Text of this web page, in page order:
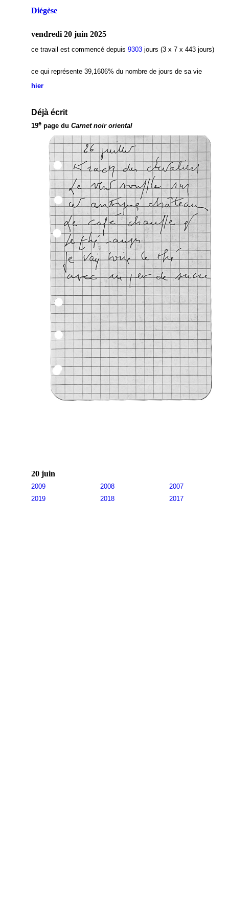
Diégèse
vendredi 20 juin 2025
ce travail est commencé depuis 9303jours (3 x 7 x 443 jours)
ce qui représente 39,1606% du nombre de jours de sa vie
hier
Déjà écrit
19epage du Carnet noir oriental
20 juin
2009 2008
2007
2019
2018 2017